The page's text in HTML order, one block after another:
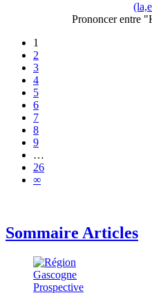
Prononcer entre
1
2
3
4
5
6
7
8
9
…
26
∞
Sommaire Articles